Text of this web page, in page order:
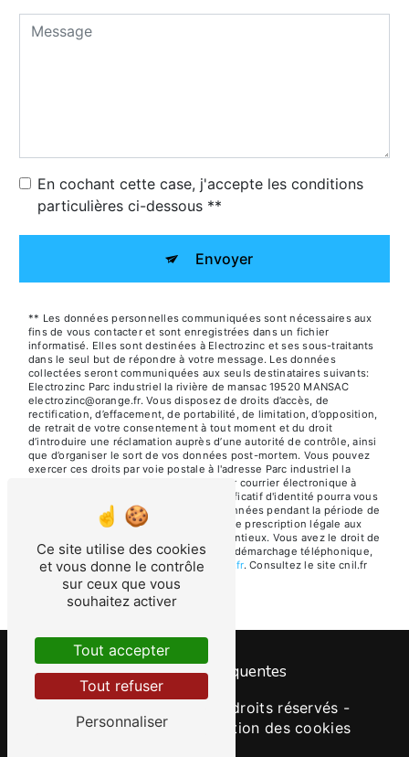
En cochant cette case, j'accepte les conditions
particulières ci-dessous **
Envoyer
** Les données personnelles communiquées sont nécessaires aux
fins de vous contacter et sont enregistrées dans un fichier
informatisé. Elles sont destinées à Electrozinc et ses sous-traitants
dans le seul but de répondre à votre message. Les données
collectées seront communiquées aux seuls destinataires suivants:
Electrozinc Parc industriel la rivière de mansac 19520 MANSAC
electrozinc@orange.fr. Vous disposez de droits d’accès, de
rectification, d’effacement, de portabilité, de limitation, d’opposition,
de retrait de votre consentement à tout moment et du droit
d’introduire une réclamation auprès d’une autorité de contrôle, ainsi
que d’organiser le sort de vos données post-mortem. Vous pouvez
exercer ces droits par voie postale à l'adresse Parc industriel la
rivière de mansac 19520 MANSAC ou par courrier électronique à
l'adresse electrozinc@orange.fr. Un justificatif d'identité pourra vous
être demandé. Nous conservons vos données pendant la période de
prise de contact puis pendant la durée de prescription légale aux
fins probatoires et de gestion des contentieux. Vous avez le droit de
vous inscrire sur la liste d'opposition au démarchage téléphonique,
disponible à cette adresse: Bloctel.gouv.fr. Consultez le site cnil.fr
pour plus d’informations sur vos droits.
Recherches fréquentes
- 2026 - Tous droits réservés -
Mentions légales
Gestion des cookies
Ce site utilise des cookies
et vous donne le contrôle
sur ceux que vous
souhaitez activer
Tout accepter
Tout refuser
Personnaliser